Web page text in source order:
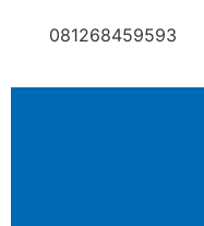
081268459593